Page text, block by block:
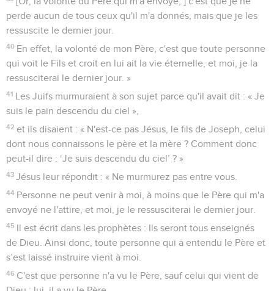
perde aucun de tous ceux qu'il m'a donnés, mais que je les
ressuscite le dernier jour.
40 En effet, la volonté de mon Père, c'est que toute personne
qui voit le Fils et croit en lui ait la vie éternelle, et moi, je la
ressusciterai le dernier jour. »
41 Les Juifs murmuraient à son sujet parce qu'il avait dit : « Je
suis le pain descendu du ciel »,
42 et ils disaient : « N'est-ce pas Jésus, le fils de Joseph, celui
dont nous connaissons le père et la mère ? Comment donc
peut-il dire : ‘Je suis descendu du ciel’ ? »
43 Jésus leur répondit : « Ne murmurez pas entre vous.
44 Personne ne peut venir à moi, à moins que le Père qui m'a
envoyé ne l'attire, et moi, je le ressusciterai le dernier jour.
45 Il est écrit dans les prophètes : Ils seront tous enseignés
de Dieu. Ainsi donc, toute personne qui a entendu le Père et
s’est laissé instruire vient à moi.
46 C'est que personne n'a vu le Père, sauf celui qui vient de